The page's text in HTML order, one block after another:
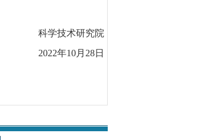
科学技术研究院
2022年10月28日